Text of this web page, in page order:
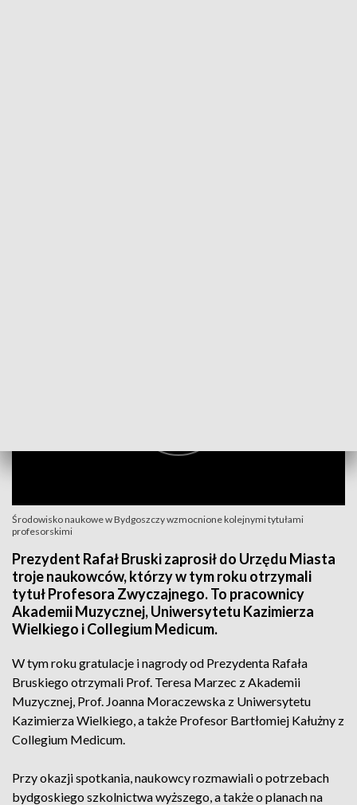
Środowisko naukowe w Bydgoszczy wzmocnione kolejnymi tytułami
profesorskimi
Prezydent Rafał Bruski zaprosił do Urzędu Miasta
troje naukowców, którzy w tym roku otrzymali
tytuł Profesora Zwyczajnego. To pracownicy
Akademii Muzycznej, Uniwersytetu Kazimierza
Wielkiego i Collegium Medicum.
W tym roku gratulacje i nagrody od Prezydenta Rafała
Bruskiego otrzymali Prof. Teresa Marzec z Akademii
Muzycznej, Prof. Joanna Moraczewska z Uniwersytetu
Kazimierza Wielkiego, a także Profesor Bartłomiej Kałużny z
Collegium Medicum.
Przy okazji spotkania, naukowcy rozmawiali o potrzebach
bydgoskiego szkolnictwa wyższego, a także o planach na